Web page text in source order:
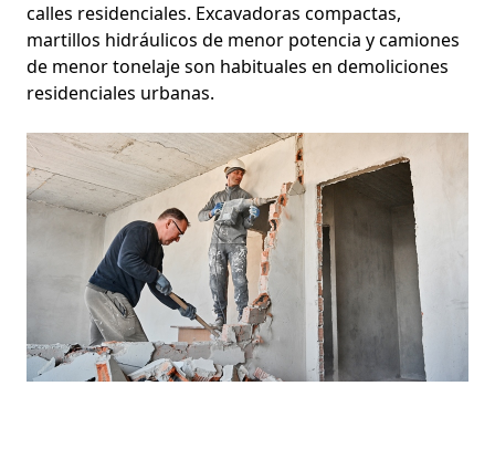
calles residenciales. Excavadoras compactas,
martillos hidráulicos de menor potencia y camiones
de menor tonelaje son habituales en demoliciones
residenciales urbanas.